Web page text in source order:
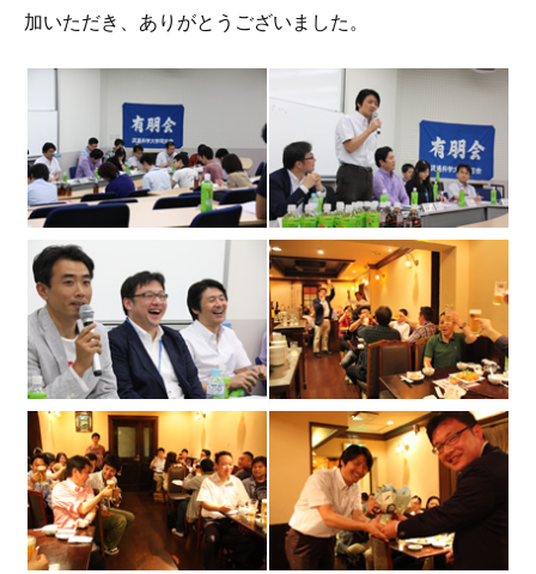
加いただき、ありがとうございました。